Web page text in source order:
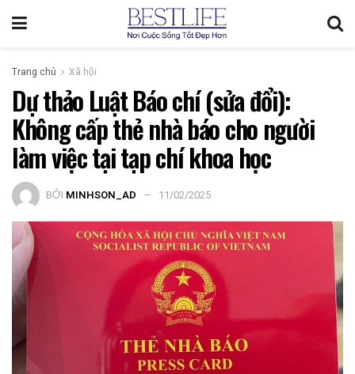
Trang chủ Xã hội
Dự thảo Luật Báo chí (sửa đổi):
Không cấp thẻ nhà báo cho người
làm việc tại tạp chí khoa học
BỞI MINHSON_AD 11/02/2025